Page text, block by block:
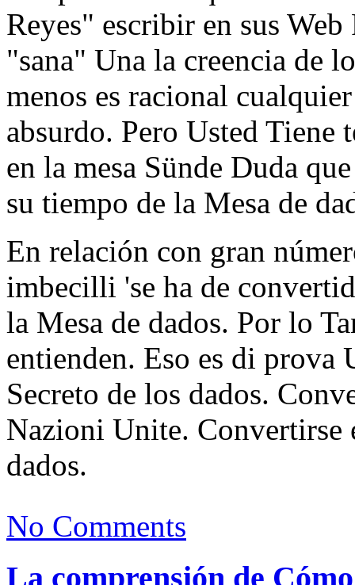
Reyes" escribir en sus
"sana" Una la creencia de
menos es racional
absurdo. Pero Usted Tiene
en la mesa Sünde Duda
su tiempo de la Mesa de
En relación con gran
imbecilli 'se ha de
la Mesa de dados. Por lo
entienden. Eso es di
Secreto de los dados.
Nazioni Unite. Convertirse
dados.
No Comments
La comprensión de